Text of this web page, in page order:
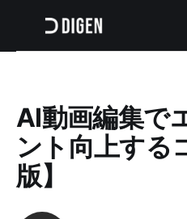
AI動画編集で
ント向上する
版】